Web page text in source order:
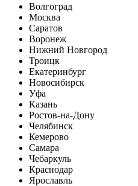
Волгоград
Москва
Саратов
Воронеж
Нижний Новгород
Троицк
Екатеринбург
Новосибирск
Уфа
Казань
Ростов-на-Дону
Челябинск
Кемерово
Самара
Чебаркуль
Краснодар
Ярославль